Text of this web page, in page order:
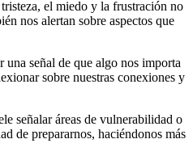
el miedo y la frustración no
nos alertan sobre aspectos que
una señal de que algo nos importa
sobre nuestras conexiones y
señalar áreas de vulnerabilidad o
de prepararnos, haciéndonos más